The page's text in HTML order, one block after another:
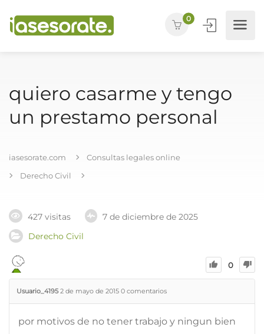
0
quiero casarme y tengo
un prestamo personal
iasesorate.com
Consultas legales online
Derecho Civil
427 visitas
7 de diciembre de 2025
Derecho Civil
0
Usuario_4195 2 de mayo de 2015 0 comentarios
por motivos de no tener trabajo y ningun bien